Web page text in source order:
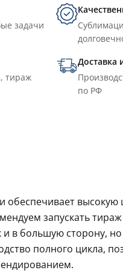
задачи
тираж
Доставка
по РФ
обеспечивает высокую
запускать
в большую сторону, но
полного цикла,